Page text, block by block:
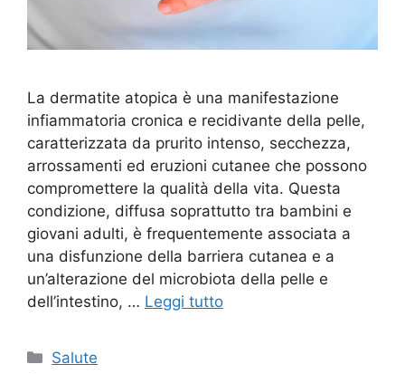
La dermatite atopica è una manifestazione
infiammatoria cronica e recidivante della pelle,
caratterizzata da prurito intenso, secchezza,
arrossamenti ed eruzioni cutanee che possono
compromettere la qualità della vita. Questa
condizione, diffusa soprattutto tra bambini e
giovani adulti, è frequentemente associata a
una disfunzione della barriera cutanea e a
un’alterazione del microbiota della pelle e
dell’intestino, … Leggi tutto
Categorie
Salute